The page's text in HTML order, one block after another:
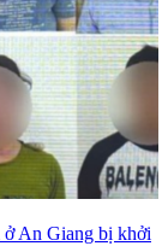
ở An Giang bị khởi